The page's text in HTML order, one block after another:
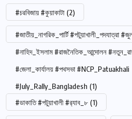
#চরবিজায় #কুয়াকাটা (2)
#জাতীয়_নাগরিক_পার্টি #পটুয়াখালী_পদযাত্রা
#নাহিদ_ইসলাম #রাজনৈতিক_আন্দোলন
#জেলা_কার্যালয় #পথসভা #NCP_Patuakhali
#July_Rally_Bangladesh (1)
#ডাকাতি #পটুয়াখালী #র‍্যাব_৮ (1)